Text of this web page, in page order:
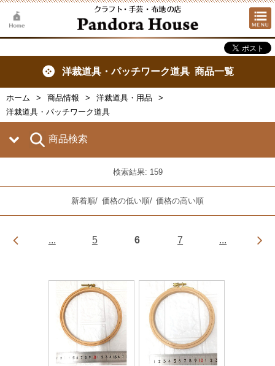
洋裁道具・パッチワーク道具 商品一覧
ホーム 商品情報
洋裁道具・用品
洋裁道具・パッチワーク道具
商品検索
検索結果: 159
新着順/ 価格の低い順/ 価格の高い順
... 5 6 7 ...